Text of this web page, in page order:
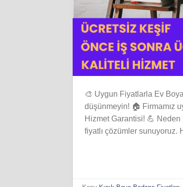
🎨 Uygun Fiyatlarla Ev
düşünmeyin! 🏠 Firmamız
Hizmet Garantisi! 💪 Neden
fiyatlı çözümler